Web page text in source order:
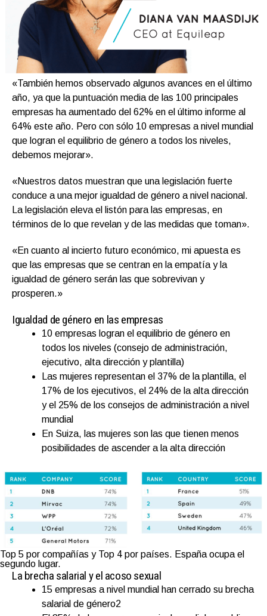
«También hemos observado algunos avances en el último
año, ya que la puntuación media de las 100 principales
empresas ha aumentado del 62% en el último informe al
64% este año. Pero con sólo 10 empresas a nivel mundial
que logran el equilibrio de género a todos los niveles,
debemos mejorar».
«Nuestros datos muestran que una legislación fuerte
conduce a una mejor igualdad de género a nivel nacional.
La legislación eleva el listón para las empresas, en
términos de lo que revelan y de las medidas que toman».
«En cuanto al incierto futuro económico, mi apuesta es
que las empresas que se centran en la empatía y la
igualdad de género serán las que sobrevivan y
prosperen.»
Igualdad de género en las empresas
10 empresas logran el equilibrio de género en
todos los niveles (consejo de administración,
ejecutivo, alta dirección y plantilla)
Las mujeres representan el 37% de la plantilla, el
17% de los ejecutivos, el 24% de la alta dirección
y el 25% de los consejos de administración a nivel
mundial
En Suiza, las mujeres son las que tienen menos
posibilidades de ascender a la alta dirección
Top 5 por compañías y Top 4 por países. España ocupa el
segundo lugar.
La brecha salarial y el acoso sexual
15 empresas a nivel mundial han cerrado su brecha
salarial de género2